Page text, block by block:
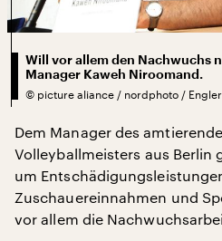
Will vor allem den Nachwuchs
Manager Kaweh Niroomand.
© picture aliance / nordphoto / Engler
Dem Manager des
Volleyballmeisters aus Berlin
um
Zuschauereinnahmen und
vor allem die